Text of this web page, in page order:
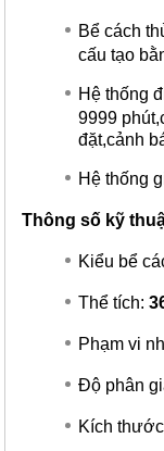
Bể cách
cấu tạo
Hệ thống
9999
đặt,cảnh
Hệ thống
Thông số kỹ
Kiểu bể
Thể tích:
Phạm vi
Độ phân
Kích